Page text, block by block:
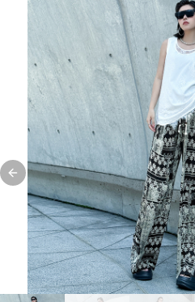
Previous slide